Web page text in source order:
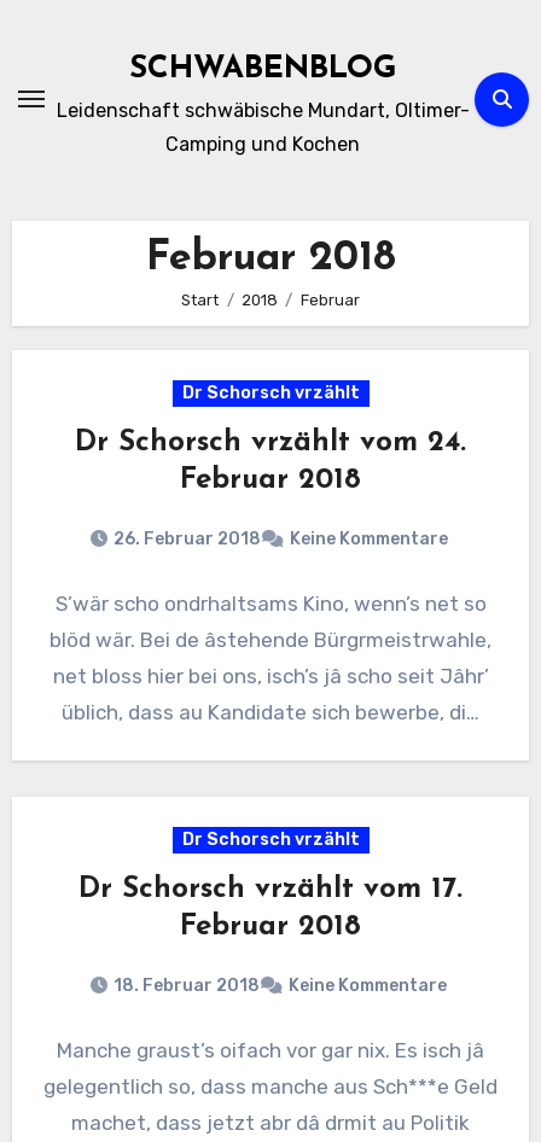
SCHWABENBLOG
Leidenschaft schwäbische Mundart, Oltimer-
Camping und Kochen
Februar 2018
Start 2018 Februar
Dr Schorsch vrzählt
Dr Schorsch vrzählt vom 24.
Februar 2018
26. Februar 2018 Keine Kommentare
S’wär scho ondrhaltsams Kino, wenn’s net so
blöd wär. Bei de âstehende Bürgrmeistrwahle,
net bloss hier bei ons, isch’s jâ scho seit Jâhr’
üblich, dass au Kandidate sich bewerbe, di…
Dr Schorsch vrzählt
Dr Schorsch vrzählt vom 17.
Februar 2018
18. Februar 2018 Keine Kommentare
Manche graust’s oifach vor gar nix. Es isch jâ
gelegentlich so, dass manche aus Sch***e Geld
machet, dass jetzt abr dâ drmit au Politik